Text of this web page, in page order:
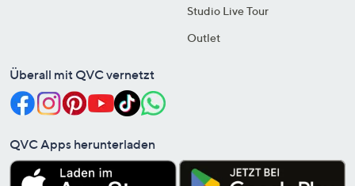
Studio Live Tour
Outlet
Überall mit QVC vernetzt
QVC Apps herunterladen